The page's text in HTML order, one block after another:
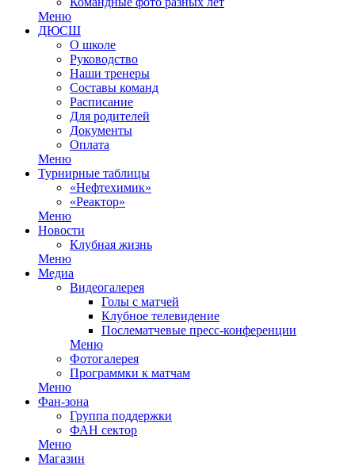
Меню
ДЮСШ
О школе
Руководство
Наши тренеры
Составы команд
Расписание
Для родителей
Документы
Оплата
Меню
Турнирные таблицы
«Нефтехимик»
«Реактор»
Меню
Новости
Клубная жизнь
Меню
Медиа
Видеогалерея
Голы с матчей
Клубное телевидение
Послематчевые пресс-конференции
Меню
Фотогалерея
Программки к матчам
Меню
Фан-зона
Группа поддержки
ФАН сектор
Меню
Магазин